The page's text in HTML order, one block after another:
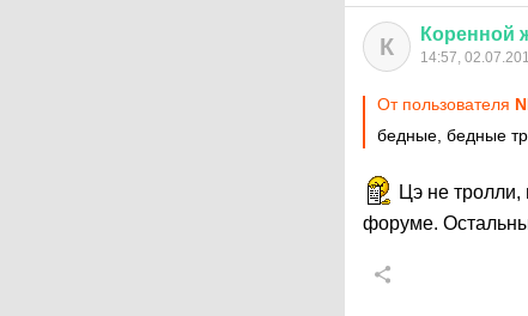
К Коренной
14:57,
От пользователя
бедные, бедные
Цэ не тролли,
форуме.